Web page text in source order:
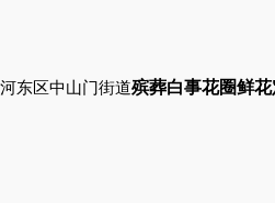
河东区中山门街道殡葬白事花圈鲜